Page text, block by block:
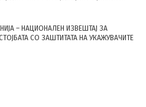
– НАЦИОНАЛЕН ИЗВЕШТАЈ ЗА
СО ЗАШТИТАТА НА УКАЖУВАЧИТЕ